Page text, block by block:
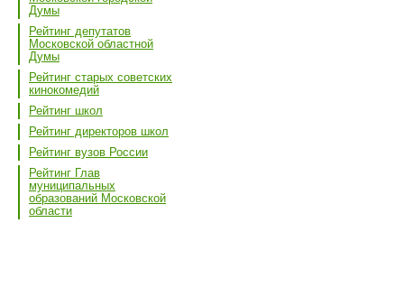
Думы
Рейтинг депутатов
Московской областной
Думы
Рейтинг старых советских
кинокомедий
Рейтинг школ
Рейтинг директоров школ
Рейтинг вузов России
Рейтинг Глав
муниципальных
образований Московской
области